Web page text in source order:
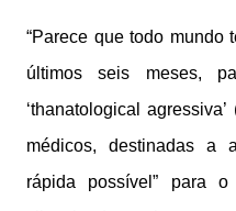
“Parece que todo mundo
últimos seis meses,
‘thanatological
médicos, destinadas a
rápida possível” para